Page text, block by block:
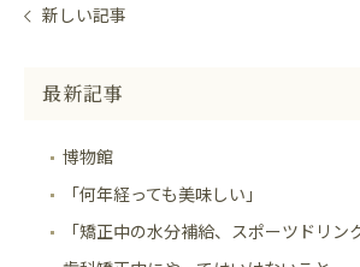
新しい記事
最新記事
博物館
「何年経っても美味しい」
「矯正中の水分補給、スポーツドリン